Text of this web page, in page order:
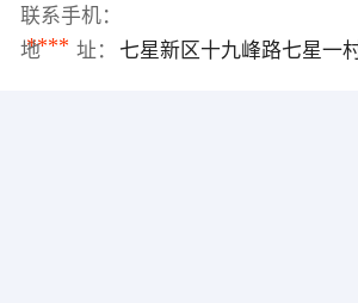
联系手机：
****
地 址： 七星新区十九峰路七星一